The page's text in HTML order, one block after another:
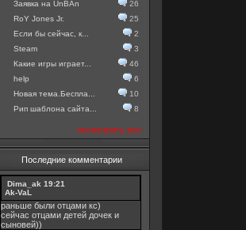
Заявка на UnBAn
26
RoY Jones Jr.
25
Если бы сейчас, к...
2
Steam
3
Какие игры играет...
46
help
6
Новая тема.Беспла...
10
Рип шаблона сайта...
8
посмотреть все
Последние комментарии
Dima_ak 19:21
Ak-VaL
раньше были отцами кс)
сейчас отцами детей дочек и
сыновей))